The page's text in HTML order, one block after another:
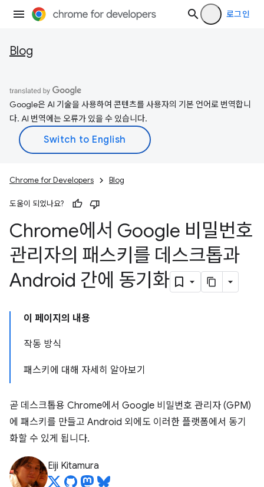
로그인
Blog
Google은 AI 기술을 사용하여 콘텐츠를 사용자의 기본 언어로 번역합니
다. AI 번역에는 오류가 있을 수 있습니다.
Chrome for Developers Blog
도움이 되었나요?
Chrome에서 Google 비밀번호
관리자의 패스키를 데스크톱과
Android 간에 동기화
이 페이지의 내용
작동 방식
패스키에 대해 자세히 알아보기
곧 데스크톱용 Chrome에서 Google 비밀번호 관리자 (GPM)
에 패스키를 만들고 Android 외에도 이러한 플랫폼에서 동기
화할 수 있게 됩니다.
Eiji Kitamura